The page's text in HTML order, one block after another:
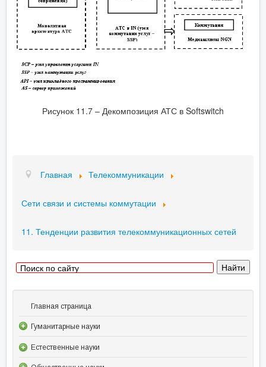
Рисунок 11.7 – Декомпозиция АТС в Softswitch
Главная Телекоммуникации
Сети связи и системы коммутации
11. Тенденции развития телекоммуникационных сетей
Главная страница
Гуманитарные науки
Естественные науки